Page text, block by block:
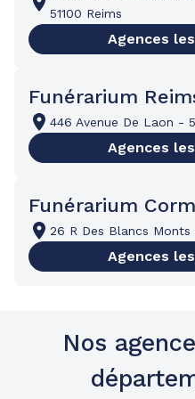
51100 Reims
Agences
Funérarium
446 Avenue De Laon -
Agences
Funérarium
26 R Des Blancs Monts
Agences
Nos